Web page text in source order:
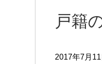
戸籍
2017年7月11